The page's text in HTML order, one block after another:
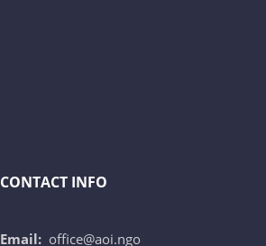
CONTACT INFO
Email: office@aoi.ngo